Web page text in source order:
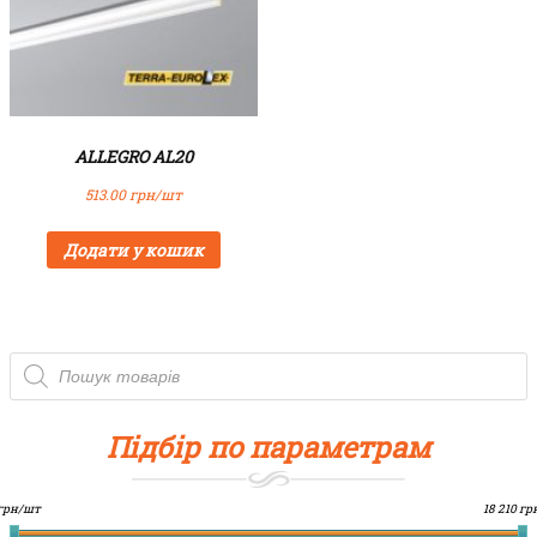
ALLEGRO AL20
513.00грн/шт
Додати у кошик
P
d
a
r
c
Підбір по параметрам
шт 18 210